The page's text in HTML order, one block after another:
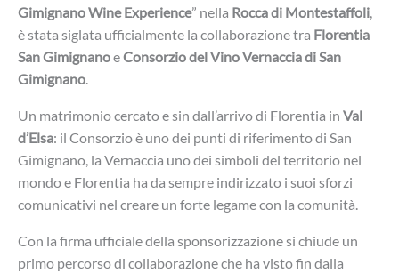
Gimignano Wine Experience” nella Rocca di Montestaffoli,
è stata siglata ufficialmente la collaborazione tra Florentia
San GimignanoeConsorzio del Vino Vernaccia di San
Gimignano.
Un matrimonio cercato e sin dall’arrivo di Florentia in Val
d’Elsa: il Consorzio è uno dei punti di riferimento di San
Gimignano, la Vernaccia uno dei simboli del territorio nel
mondo e Florentia ha da sempre indirizzato i suoi sforzi
comunicativi nel creare un forte legame con la comunità.
Con la firma ufficiale della sponsorizzazione si chiude un
primo percorso di collaborazione che ha visto fin dalla